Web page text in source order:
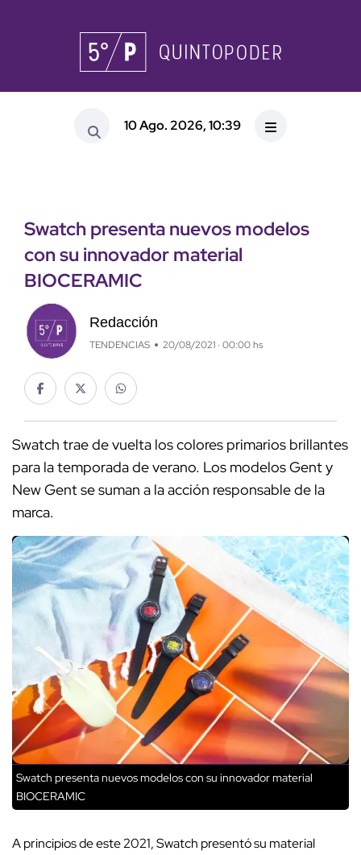
10 Ago. 2026, 10:39
Swatch presenta nuevos modelos
con su innovador material
BIOCERAMIC
Redacción
TENDENCIAS 20/08/2021 · 00:00 hs
Swatch trae de vuelta los colores primarios brillantes
para la temporada de verano. Los modelos Gent y
New Gent se suman a la acción responsable de la
marca.
Swatch presenta nuevos modelos con su innovador material
BIOCERAMIC
A principios de este 2021, Swatch presentó su material